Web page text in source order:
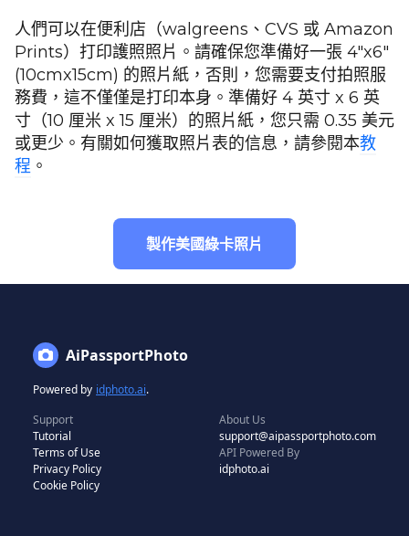
人們可以在便利店（walgreens、CVS 或 Amazon
Prints）打印護照照片。請確保您準備好一張 4"x6"
(10cmx15cm) 的照片紙，否則，您需要支付拍照服
務費，這不僅僅是打印本身。準備好 4 英寸 x 6 英
寸（10 厘米 x 15 厘米）的照片紙，您只需 0.35 美元
或更少。有關如何獲取照片表的信息，請參閱本教
程 。
製作美國綠卡照片
AiPassportPhoto
Powered by idphoto.ai.
Support
Tutorial
Terms of Use
Privacy Policy
Cookie Policy
About Us
support@aipassportphoto.com
API Powered By
idphoto.ai